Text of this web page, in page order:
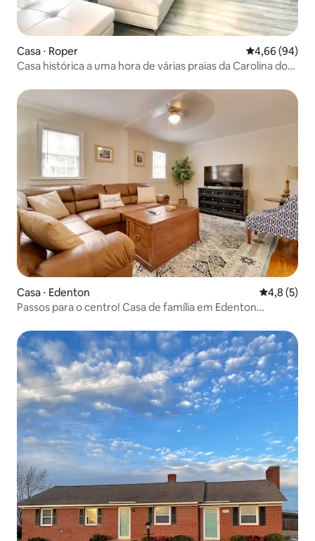
Casa ⋅ Roper 4,66 de uma
4,66 (94)
Casa histórica a uma hora de várias praias da Carolina do
Casa ⋅ Edenton 4,8 de
4,8 (5)
Passos para o centro! Casa de família em Edenton